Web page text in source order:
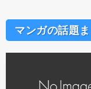
マンガの話題